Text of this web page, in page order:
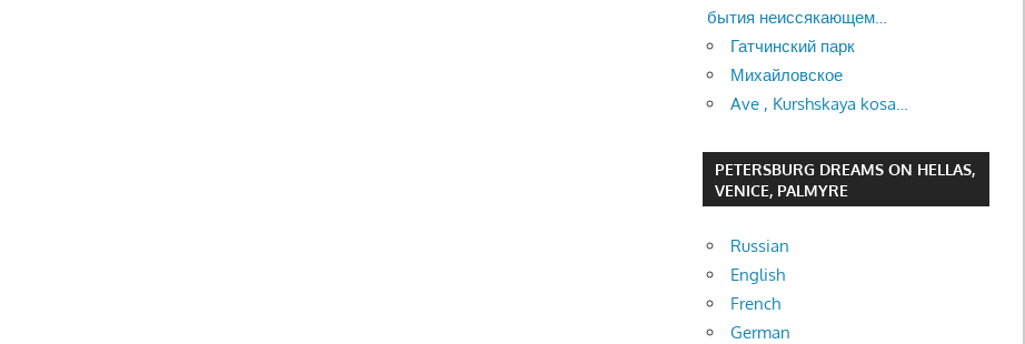
бытия неиссякающем…
Гатчинский парк
Михайловское
Ave , Kurshskaya kosa…
PETERSBURG DREAMS ON HELLAS,
VENICE, PALMYRE
Russian
English
French
German